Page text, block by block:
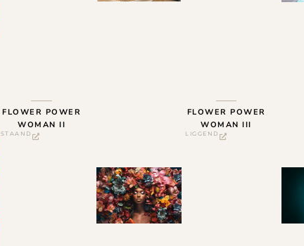
FLOWER POWER
WOMAN II
STAAND
FLOWER POWER
WOMAN III
LIGGEND